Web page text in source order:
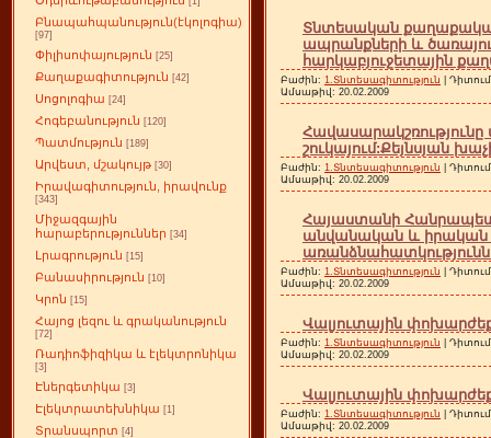
Բնապահպանություն(էկոլոգիա)
[97]
Փիլիսոփայություն [25]
Քաղաքագիտություն [42]
Սոցոլոգիա [24]
Հոգեբանություն [120]
Պատմություն [189]
Արվեստ, մշակույթ [30]
Իրավագիտություն, իրավունք
[343]
Միջազգային
հարաբերություններ [34]
Լրագրություն [15]
Բանասիրություն [10]
Կրոն [15]
Հայոց լեզու և գրականություն
[72]
Ռադիոֆիզիկա և էլեկտրոնիկա
[3]
Էներգետիկա [3]
Էլեկտրատեխնիկա [1]
Տրանսպորտ [4]
Տնտեսական
ապրանքների և
հարկաբյուջետային
Բաժին: 1.Տնտեսագիտություն |
Ամսաթիվ: 20.02.2009
Հավասարակշռությունը
շուկայում:Քեյնսյան
Բաժին: 1.Տնտեսագիտություն |
Ամսաթիվ: 20.02.2009
Հայաստանի
անվանական և
Բաժին: 1.Տնտեսագիտություն |
Ամսաթիվ: 20.02.2009
Վալյուտային
Բաժին: 1.Տնտեսագիտություն |
Ամսաթիվ: 20.02.2009
Վալյուտային
Բաժին: 1.Տնտեսագիտություն |
Ամսաթիվ: 20.02.2009